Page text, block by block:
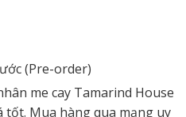
(Pre-order)
me cay Tamarind House
tốt. Mua hàng qua mạng uy